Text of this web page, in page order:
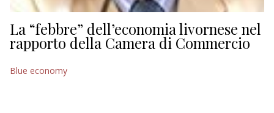
La “febbre” dell’economia livornese nel
rapporto della Camera di Commercio
Blue economy